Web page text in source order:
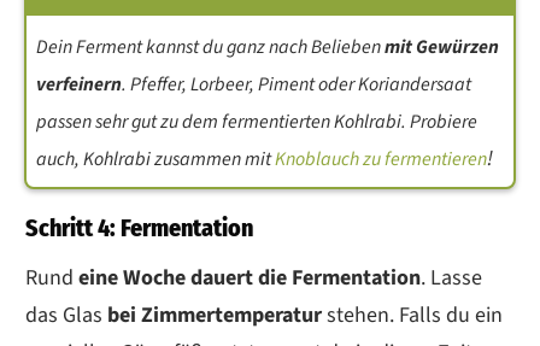
Dein Ferment kannst du ganz nach Beliebenmit Gewürzen
verfeinern. Pfeffer, Lorbeer, Piment oder Koriandersaat
passen sehr gut zu dem fermentierten Kohlrabi. Probiere
auch, Kohlrabi zusammen mitKnoblauch zu fermentieren!
Schritt 4: Fermentation
Rund eine Woche dauert die Fermentation. Lasse
das Glas bei Zimmertemperaturstehen. Falls du ein